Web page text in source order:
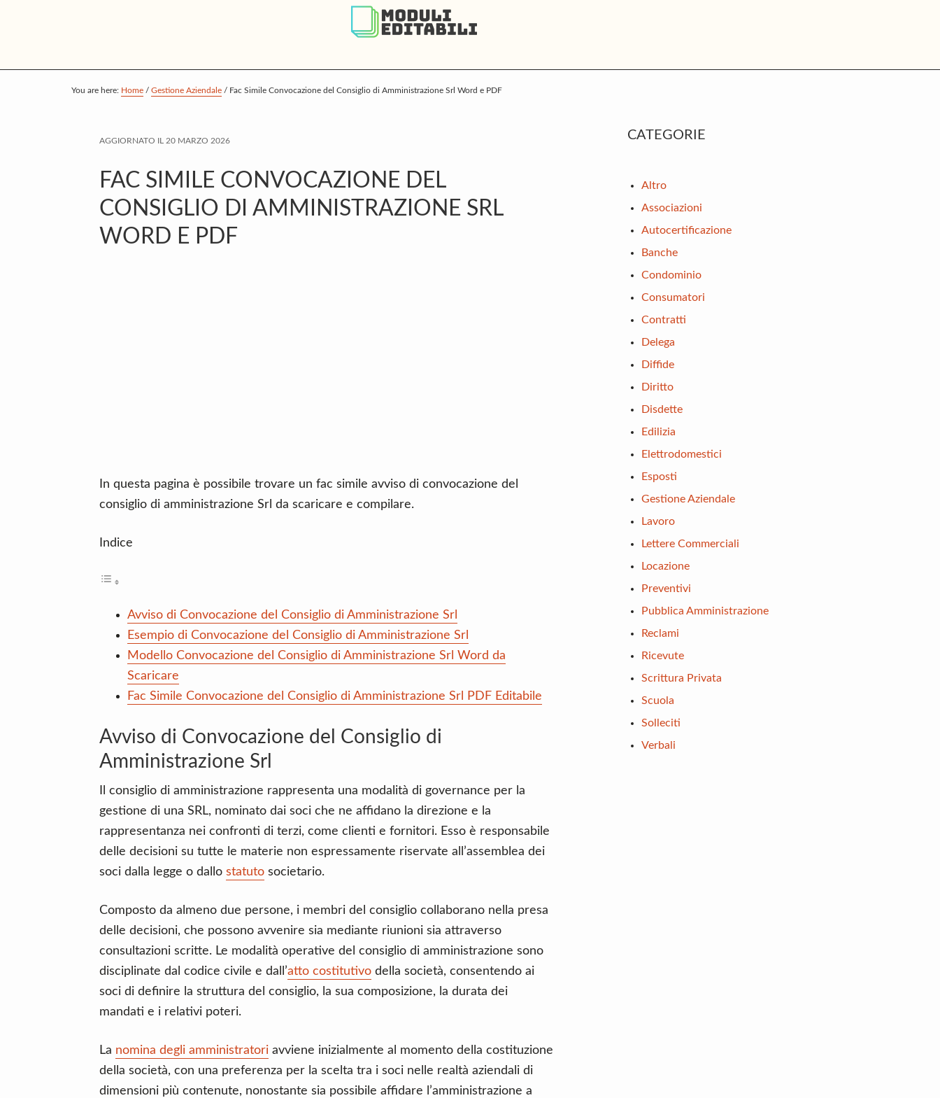
p
p
p
You are here: Home / Gestione Aziendale / Fac Simile Convocazione del Consiglio di Amministrazione Srl Word e PDF
AGGIORNATO IL 20 MARZO 2026
FAC SIMILE CONVOCAZIONE DEL
CONSIGLIO DI AMMINISTRAZIONE SRL
WORD E PDF
In questa pagina è possibile trovare un fac simile avviso di convocazione del
consiglio di amministrazione Srl da scaricare e compilare.
Indice
Avviso di Convocazione del Consiglio di Amministrazione Srl
Esempio di Convocazione del Consiglio di Amministrazione Srl
Modello Convocazione del Consiglio di Amministrazione Srl Word da
Scaricare
Fac Simile Convocazione del Consiglio di Amministrazione Srl PDF Editabile
Avviso di Convocazione del Consiglio di
Amministrazione Srl
Il consiglio di amministrazione rappresenta una modalità di governance per la
gestione di una SRL, nominato dai soci che ne affidano la direzione e la
rappresentanza nei confronti di terzi, come clienti e fornitori. Esso è responsabile
delle decisioni su tutte le materie non espressamente riservate all’assemblea dei
soci dalla legge o dallo statuto societario.
Composto da almeno due persone, i membri del consiglio collaborano nella presa
delle decisioni, che possono avvenire sia mediante riunioni sia attraverso
consultazioni scritte. Le modalità operative del consiglio di amministrazione sono
disciplinate dal codice civile e dall’atto costitutivo della società, consentendo ai
soci di definire la struttura del consiglio, la sua composizione, la durata dei
mandati e i relativi poteri.
La nomina degli amministratori avviene inizialmente al momento della costituzione
della società, con una preferenza per la scelta tra i soci nelle realtà aziendali di
dimensioni più contenute, nonostante sia possibile affidare l’amministrazione a
Primary
CATEGORIE
Altro
Associazioni
Autocertificazione
Banche
Condominio
Consumatori
Contratti
Delega
Diffide
Diritto
Disdette
Edilizia
Elettrodomestici
Esposti
Gestione Aziendale
Lavoro
Lettere Commerciali
Locazione
Preventivi
Pubblica Amministrazione
Reclami
Ricevute
Scrittura Privata
Scuola
Solleciti
Verbali